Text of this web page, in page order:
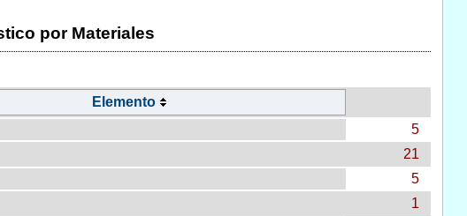
por Materiales
Elemento
5
21
5
1